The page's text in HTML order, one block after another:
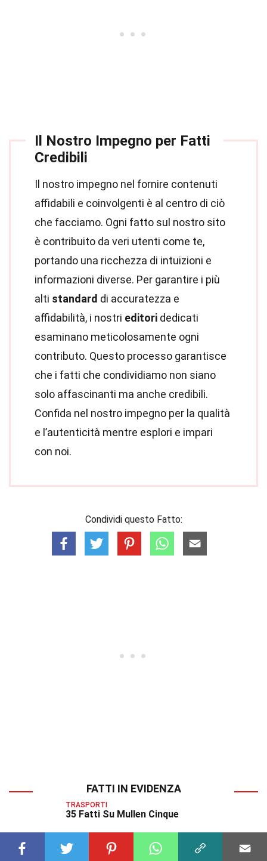
Il Nostro Impegno per Fatti
Credibili
Il nostro impegno nel fornire contenuti
affidabili e coinvolgenti è al centro di ciò
che facciamo. Ogni fatto sul nostro sito
è contribuito da veri utenti come te,
portando una ricchezza di intuizioni e
informazioni diverse. Per garantire i più
alti standard di accuratezza e
affidabilità, i nostri editori dedicati
esaminano meticolosamente ogni
contributo. Questo processo garantisce
che i fatti che condividiamo non siano
solo affascinanti ma anche credibili.
Confida nel nostro impegno per la qualità
e l’autenticità mentre esplori e impari
con noi.
Condividi questo Fatto:
FATTI IN EVIDENZA
TRASPORTI
35 Fatti Su Mullen Cinque
TRASPORTI